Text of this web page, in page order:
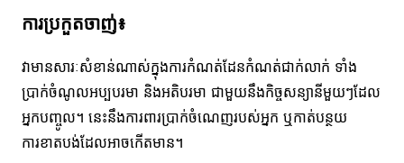
ការ​ប្រកួត​ចាញ់៖
វាមានសារៈសំខាន់ណាស់ក្នុងការកំណត់ដែនកំណត់ជាក់លាក់ ទាំង
ប្រាក់ចំណូលអប្បបរមា និងអតិបរមា ជាមួយនឹងកិច្ចសន្យានីមួយៗដែល
អ្នកបញ្ចូល។ នេះនឹងការពារប្រាក់ចំណេញរបស់អ្នក ឬកាត់បន្ថយ
ការខាតបង់ដែលអាចកើតមាន។